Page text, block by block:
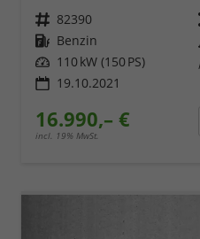
Fahrzeugnr. 82390
Kraftstoff Benzin
Leistung 110 kW (150 PS)
19.10.2021
16.990,– €
incl. 19% MwSt.